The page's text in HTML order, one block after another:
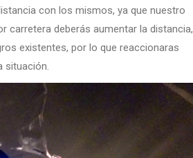
con los mismos, ya que nuestro
carretera deberás aumentar la distancia,
existentes, por lo que reaccionaras
situación.